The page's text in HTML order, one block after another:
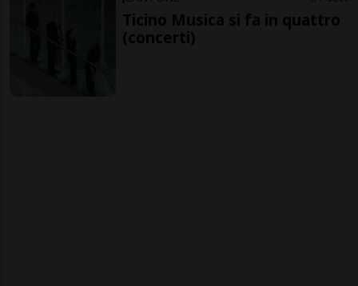
Ticino Musica si fa in quattro
(concerti)